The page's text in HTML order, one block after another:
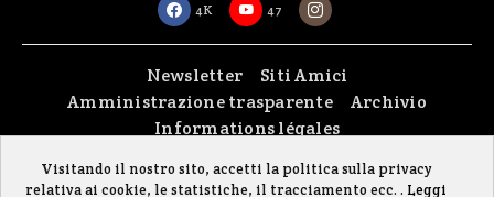
4K 47
Newsletter
Siti Amici
Amministrazione trasparente
Archivio
Informations légales
Copyright © 2026passaparola asbl| Made with passion byfontana.lu
Visitando il nostro sito, accetti la politica sulla privacy
relativa ai cookie, le statistiche, il tracciamento ecc. . Leggi